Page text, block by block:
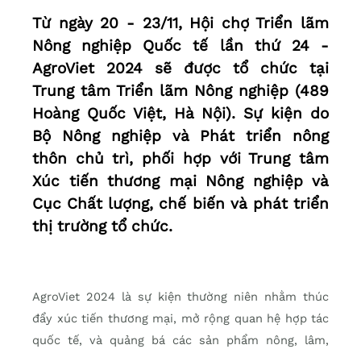
Từ ngày 20 - 23/11, Hội chợ Triển lãm
Nông nghiệp Quốc tế lần thứ 24 -
AgroViet 2024 sẽ được tổ chức tại
Trung tâm Triển lãm Nông nghiệp (489
Hoàng Quốc Việt, Hà Nội). Sự kiện do
Bộ Nông nghiệp và Phát triển nông
thôn chủ trì, phối hợp với Trung tâm
Xúc tiến thương mại Nông nghiệp và
Cục Chất lượng, chế biến và phát triển
thị trường tổ chức.
AgroViet 2024 là sự kiện thường niên nhằm thúc
đẩy xúc tiến thương mại, mở rộng quan hệ hợp tác
quốc tế, và quảng bá các sản phẩm nông, lâm,